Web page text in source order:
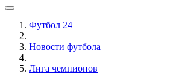
Футбол 24
Новости футбола
Лига чемпионов